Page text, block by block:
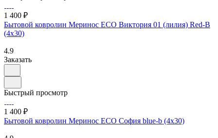
1 400 ₽
Бытовой ковролин Меринос ECO Виктория 01 (лилия) Red-B
(4х30)
4.9
Заказать
Быстрый просмотр
1 400 ₽
Бытовой ковролин Меринос ECO София blue-b (4х30)